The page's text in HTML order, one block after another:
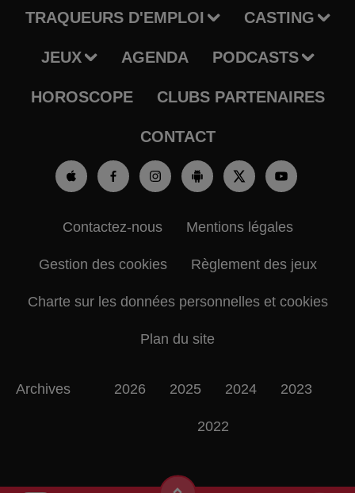
TRAQUEURS D'EMPLOI CASTING
JEUX AGENDA PODCASTS
HOROSCOPE CLUBS PARTENAIRES
CONTACT
Contactez-nous Mentions légales
Gestion des cookies Règlement des jeux
Charte sur les données personnelles et cookies
Plan du site
Archives 2026 2025 2024 2023
2022